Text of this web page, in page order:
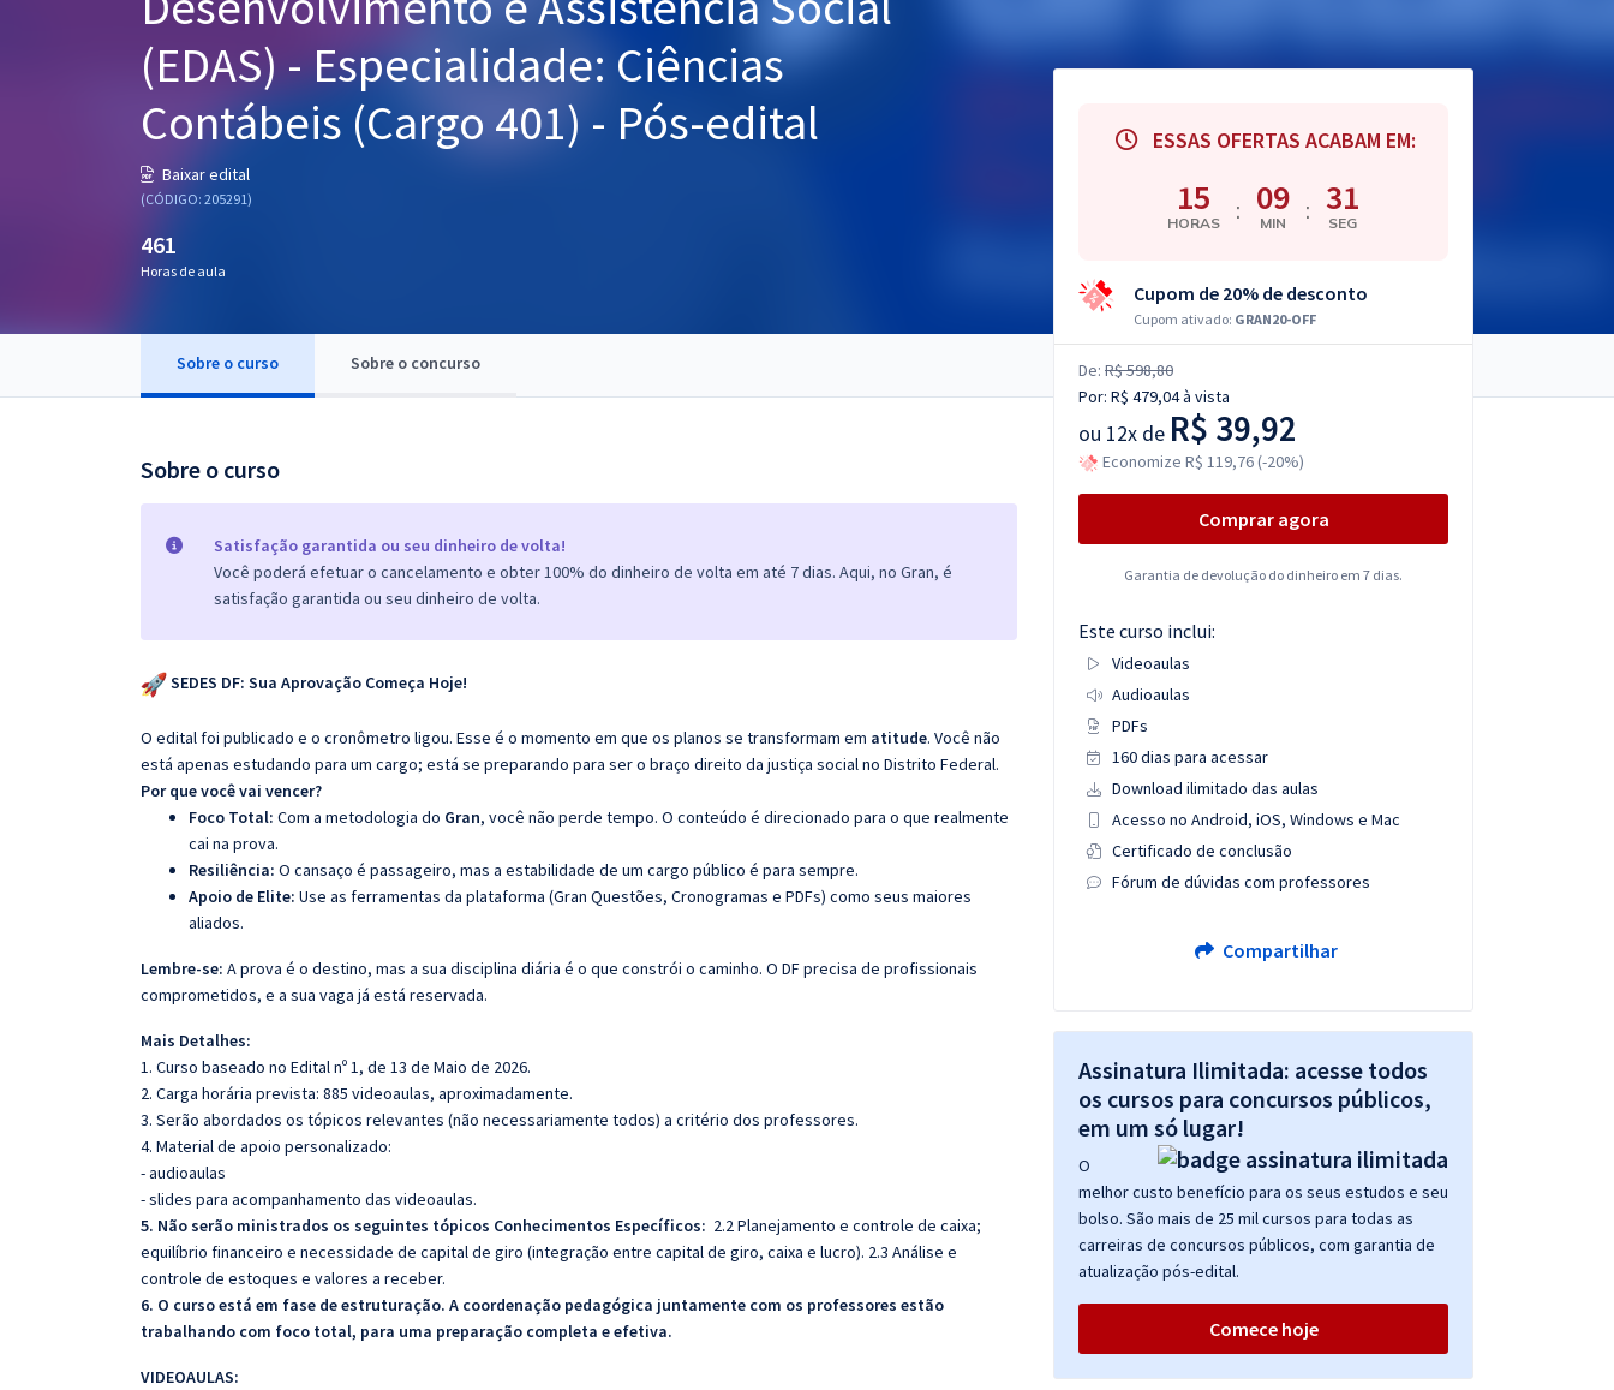
Questões grátis
(EDAS) - Especialidade: Ciências
Contábeis (Cargo 401) - Pós-edital
Baixar edital
(CÓDIGO: 205291)
461
Horas de aula
Sobre o curso Sobre o concurso
Sobre o curso
Satisfação garantida ou seu dinheiro de volta!
Você poderá efetuar o cancelamento e obter 100% do dinheiro de volta em até 7 dias. Aqui, no Gran, é
satisfação garantida ou seu dinheiro de volta.
SEDES DF: Sua Aprovação Começa Hoje!
O edital foi publicado e o cronômetro ligou. Esse é o momento em que os planos se transformam em atitude. Você não
está apenas estudando para um cargo; está se preparando para ser o braço direito da justiça social no Distrito Federal.
Por que você vai vencer?
Foco Total: Com a metodologia do Gran, você não perde tempo. O conteúdo é direcionado para o que realmente
cai na prova.
Resiliência: O cansaço é passageiro, mas a estabilidade de um cargo público é para sempre.
Apoio de Elite: Use as ferramentas da plataforma (Gran Questões, Cronogramas e PDFs) como seus maiores
aliados.
Lembre-se: A prova é o destino, mas a sua disciplina diária é o que constrói o caminho. O DF precisa de profissionais
comprometidos, e a sua vaga já está reservada.
Mais Detalhes:
1. Curso baseado no Edital nº 1, de 13 de Maio de 2026.
2. Carga horária prevista: 885 videoaulas, aproximadamente.
3. Serão abordados os tópicos relevantes (não necessariamente todos) a critério dos professores.
4. Material de apoio personalizado:
- audioaulas
- slides para acompanhamento das videoaulas.
5. Não serão ministrados os seguintes tópicos Conhecimentos Específicos: 2.2 Planejamento e controle de caixa;
equilíbrio financeiro e necessidade de capital de giro (integração entre capital de giro, caixa e lucro). 2.3 Análise e
controle de estoques e valores a receber.
6. O curso está em fase de estruturação. A coordenação pedagógica juntamente com os professores estão
trabalhando com foco total, para uma preparação completa e efetiva.
VIDEOAULAS:
ESSAS OFERTAS ACABAM EM:
15
HORAS : 09
MIN : 30
SEG
Cupom de 20% de desconto
Cupom ativado: GRAN20-OFF
De: R$ 598,80
Por: R$ 479,04à vista
ou 12x de R$ 39,92
Economize R$ 119,76 (-20%)
Comprar agora
Garantia de devolução do dinheiro em 7 dias.
Este curso inclui:
Videoaulas
Audioaulas
PDFs
160 dias para acessar
Download ilimitado das aulas
Acesso no Android, iOS, Windows e Mac
Certificado de conclusão
Fórum de dúvidas com professores
Compartilhar
Assinatura Ilimitada: acesse todos
os cursos para concursos públicos,
em um só lugar!
O
melhor custo benefício para os seus estudos e seu
bolso. São mais de 25 mil cursos para todas as
carreiras de concursos públicos, com garantia de
atualização pós-edital.
Comece hoje